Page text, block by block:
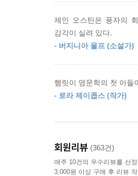
내려고 했다. 한 문장,
중에 표시된 강조나 인
둘째, 작가 제인 오스틴
쓰는데, 바로 그것이 이
이를 정확하게 구별하여
morning은 아침 식사와
고려하여 적절히 번역하였
제인 오스틴은 풍자의
감각이 실려 있다.
- 버지니아 울프 (소설가)
햄릿이 영문학의 첫 아들
- 로라 제이콥스 (작가)
회원리뷰 (363건)
매주 10건의 우수리뷰를 선
3,000원 이상 구매 후 리뷰